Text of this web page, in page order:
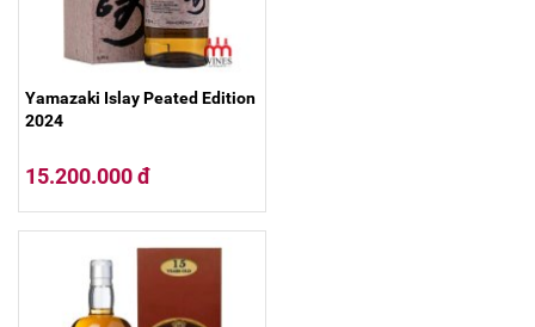
Yamazaki Islay Peated Edition
2024
15.200.000 đ